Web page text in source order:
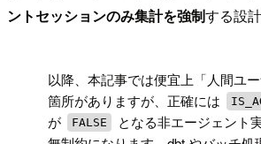
ントセッションのみ集計を強制する設
以降、本記事では便宜上「人間ユ
箇所がありますが、正確には
が FALSE
となる非エージェント